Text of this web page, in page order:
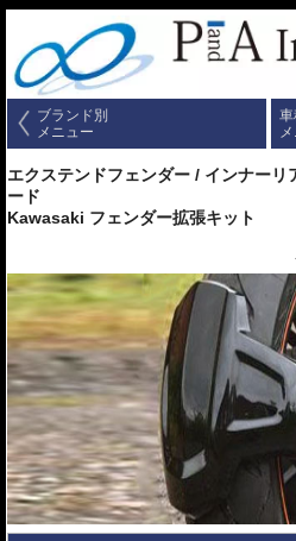
ブランド別
メニュー
車
エクステンドフェンダー / インナー
ード
Kawasaki フェンダー拡張キット